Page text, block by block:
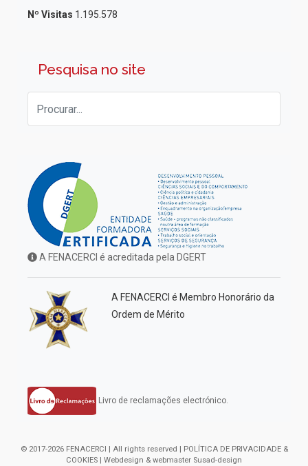
Nº Visitas 1.195.578
Pesquisa no site
A FENACERCI é acreditada pela DGERT
A FENACERCI é Membro Honorário da
Ordem de Mérito
Livro de reclamações electrónico.
© 2017-2026 FENACERCI | All rights reserved | POLÍTICA DE PRIVACIDADE &
COOKIES | Webdesign & webmaster Susad-design